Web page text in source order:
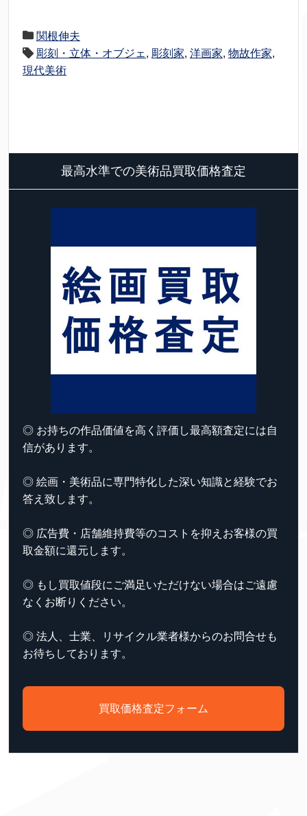
関根伸夫
彫刻・立体・オブジェ , 彫刻家, 洋画家, 物故作家,
現代美術
最高水準での美術品買取価格査定
◎ お持ちの作品価値を高く評価し最高額査定には自
信があります。
◎ 絵画・美術品に専門特化した深い知識と経験でお
答え致します。
◎ 広告費・店舗維持費等のコストを抑えお客様の買
取金額に還元します。
◎ もし買取値段にご満足いただけない場合はご遠慮
なくお断りください。
◎ 法人、士業、リサイクル業者様からのお問合せも
お待ちしております。
買取価格査定フォーム